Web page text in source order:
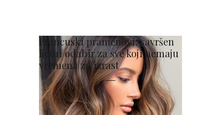
Francuski pramenovi: savršen
ljetni odabir za sve koji nemaju
vremena za izrast